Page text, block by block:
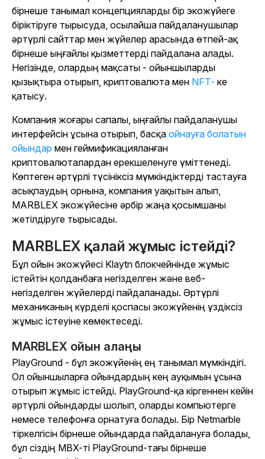
бірнеше танымал концепцияларды бір экожүйеге
біріктіруге тырысуда, осылайша пайдаланушылар
әртүрлі сайттар мен жүйелер арасында өтпей-ақ
бірнеше ыңғайлы қызметтерді пайдалана алады.
Негізінде, олардың мақсаты - ойыншыларды
қызықтыра отырып, криптовалюта мен NFT- ке
қатысу.
Компания жоғары сапалы, ыңғайлы пайдаланушы
интерфейсін ұсына отырып, басқа ойнауға болатын
ойындар мен геймификацияланған
криптовалюталардан ерекшеленуге үміттенеді.
Көптеген әртүрлі түсініксіз мүмкіндіктерді тастауға
асықпаудың орнына, компания уақытын алып,
MARBLEX экожүйесіне әрбір жаңа қосымшаны
жетілдіруге тырысады.
MARBLEX қалай жұмыс істейді?
Бұл ойын экожүйесі Klaytn блокчейнінде жұмыс
істейтін қолданбаға негізделген және веб-
негізделген жүйелерді пайдаланады. Әртүрлі
механиканың күрделі қоспасы экожүйенің үздіксіз
жұмыс істеуіне көмектеседі.
MARBLEX ойын алаңы
PlayGround - бұл экожүйенің ең танымал мүмкіндігі.
Ол ойыншыларға ойындардың кең ауқымын ұсына
отырып жұмыс істейді. PlayGround-қа кіргеннен кейін
әртүрлі ойындарды шолып, оларды компьютерге
немесе телефонға орнатуға болады. Бір Netmarble
тіркелгісін бірнеше ойындарда пайдалануға болады,
бұл сіздің MBX-ті PlayGround-тағы бірнеше